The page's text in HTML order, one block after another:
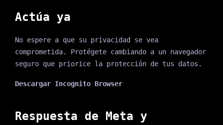
Actúa ya
No espere a que su privacidad se vea
comprometida. Protégete cambiando a un navegador
seguro que priorice la protección de tus datos.
Descargar Incognito Browser
Respuesta de Meta y